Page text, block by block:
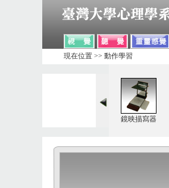
現在位置 >> 動作學習
鏡映描寫器